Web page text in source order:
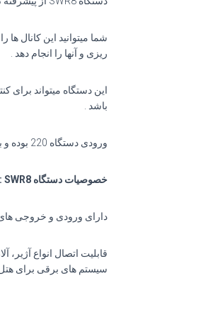
شما میتوانید این کانال
ریزی و آنها را انجام دهد .
این دستگاه میتواند
باشد .
ورودی دستگاه 220 بوده و بدون نیاز به هیچ گونه واسط آداپتوری میباشد، بنابراین برای نصب در مراکز تاسیساتی بسیار آسان میتوان SWR8 را در مدار قرار داد.
خصوصیات دستگاه SWR8 :
دارای ورودی و خروجی های
قابلیت اتصال انواع
سیستم های برقی برای هتل